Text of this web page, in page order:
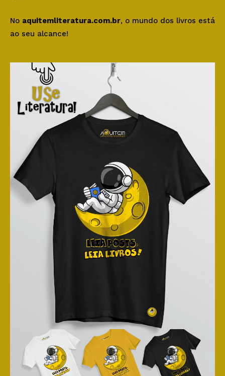
No aquitemliteratura.com.br, o mundo dos livros está
ao seu alcance!